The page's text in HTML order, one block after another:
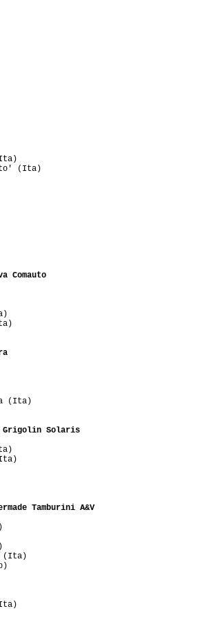
(Ita)
Comauto
(Ita)
Grigolin Solaris
Tamburini A&V
(Ita)